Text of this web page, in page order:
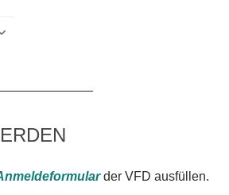
der VFD ausfüllen.